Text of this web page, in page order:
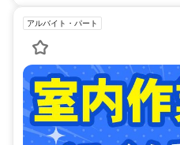
アルバイト・パート